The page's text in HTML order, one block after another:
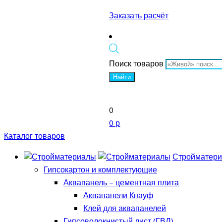
Заказать расчёт
Поиск товаров
Найти
0
0 р
Каталог товаров
Гипсокартон и комплектующие
Аквапанель – цементная плита
Аквапанели Кнауф
Клей для аквапанелей